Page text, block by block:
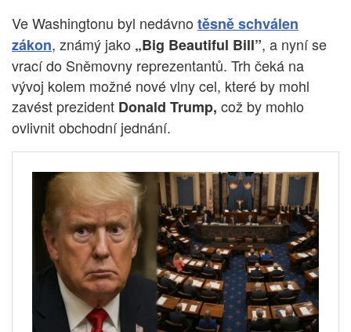
Ve Washingtonu byl nedávno těsně schválen
zákon, známý jako „Big Beautiful Bill”, a nyní se
vrací do Sněmovny reprezentantů. Trh čeká na
vývoj kolem možné nové vlny cel, které by mohl
zavést prezident Donald Trump, což by mohlo
ovlivnit obchodní jednání.